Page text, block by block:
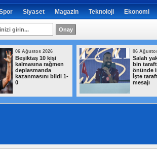
Siyaset Magazin Teknoloji Ekonomi
06 Ağustos 2026
Beşiktaş 10 kişi
kalmasına rağmen
deplasmanda
kazanmasını bildi 1-
0
06
Salah
bin
önünde
İşte
mesajı